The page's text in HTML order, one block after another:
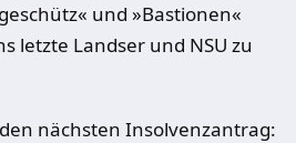
und »Bastionen«
letzte Landser und NSU zu
nächsten Insolvenzantrag: